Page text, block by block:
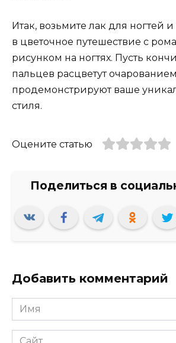
Итак, возьмите лак для ногтей
в цветочное путешествие с
рисунком на ногтях. Пусть
пальцев расцветут
продемонстрируют ваше
стиля.
Оцените статью
Добавить комментарий
Имя
*
Сайт